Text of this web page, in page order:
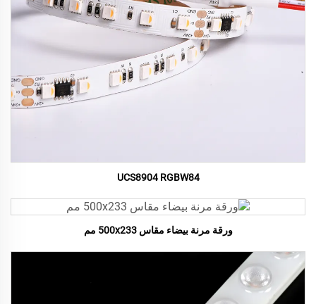
UCS8904 RGBW84
ورقة مرنة بيضاء مقاس 500x233 مم